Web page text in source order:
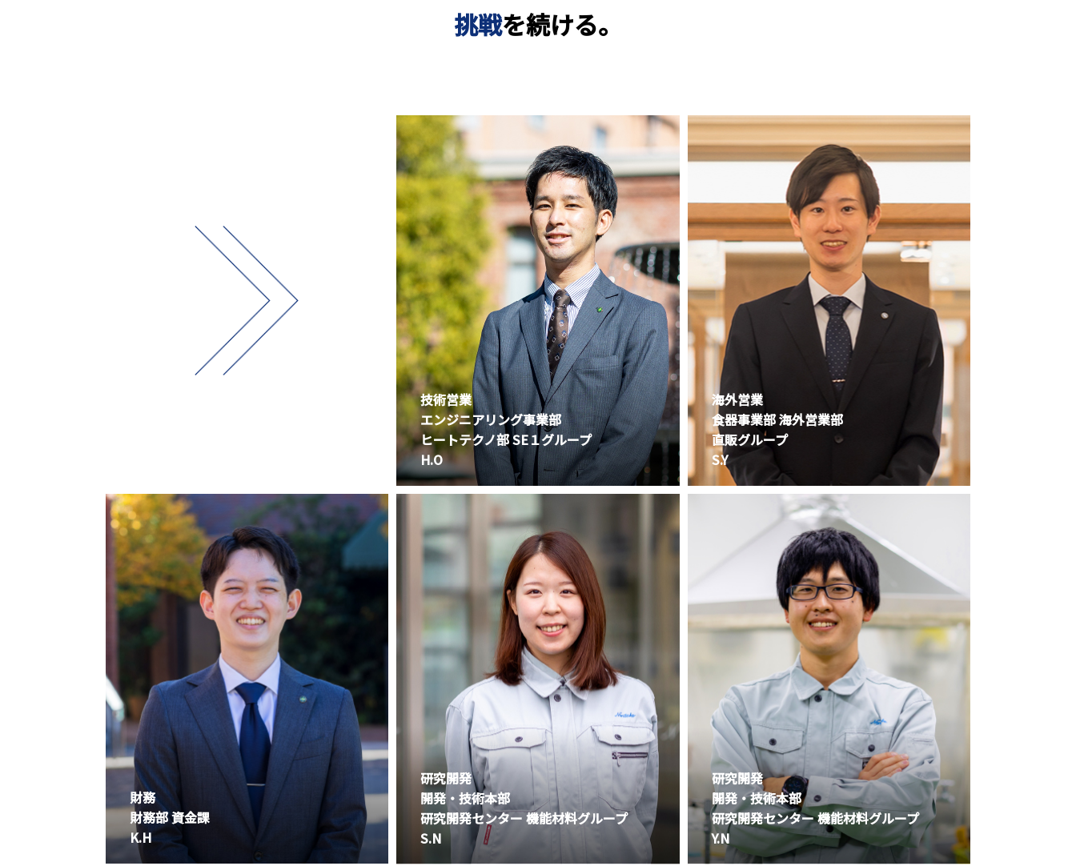
挑戦を続ける。
技術営業
エンジニアリング事業部
ヒートテクノ部 SE１グループ
H.O
海外営業
食器事業部 海外営業部
直販グループ
S.Y
財務
財務部 資金課
K.H
研究開発
開発・技術本部
研究開発センター 機能材料グループ
S.N
研究開発
開発・技術本部
研究開発センター 機能材料グループ
Y.N